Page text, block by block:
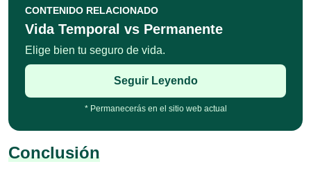
CONTENIDO RELACIONADO
Vida Temporal vs Permanente
Elige bien tu seguro de vida.
Seguir Leyendo
* Permanecerás en el sitio web actual
Conclusión